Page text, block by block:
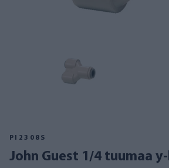
PI2308S
John Guest 1/4 tuumaa